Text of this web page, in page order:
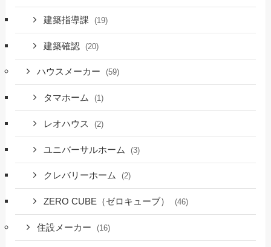
建築指導課 (19)
建築確認 (20)
ハウスメーカー (59)
タマホーム (1)
レオハウス (2)
ユニバーサルホーム (3)
クレバリーホーム (2)
ZERO CUBE（ゼロキューブ） (46)
住設メーカー (16)